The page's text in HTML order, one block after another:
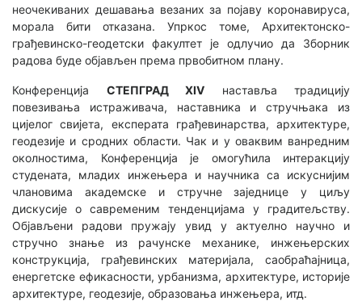
неочекиваних дешавања везаних за појаву коронавируса,
морала бити отказана. Упркос томе, Архитектонско-
грађевинско-геодетски факултет је одлучио да Зборник
радова буде објављен према првобитном плану.
Конференција СТЕПГРАД XIV наставља традицију
повезивања истраживача, наставника и стручњака из
цијелог свијета, експерата грађевинарства, архитектуре,
геодезије и сродних области. Чак и у оваквим ванредним
околностима, Конференција je омогућила интеракцију
студената, младих инжењера и научника са искуснијим
члановима академске и стручне заједнице у циљу
дискусије о савременим тенденцијама у градитељству.
Објављени радови пружају увид у актуелно научно и
стручно знање из рачунске механике, инжењерских
конструкција, грађевинских материјала, саобраћајница,
енергетске ефикасности, урбанизма, архитектуре, историје
архитектуре, геодезије, образовања инжењера, итд.